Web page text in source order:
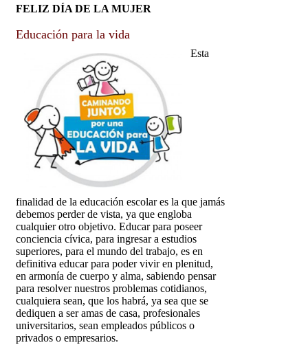
FELIZ DÍA DE LA MUJER
Educación para la vida
Esta
finalidad de la educación escolar es la que jamás
debemos perder de vista, ya que engloba
cualquier otro objetivo. Educar para poseer
conciencia cívica, para ingresar a estudios
superiores, para el mundo del trabajo, es en
definitiva educar para poder vivir en plenitud,
en armonía de cuerpo y alma, sabiendo pensar
para resolver nuestros problemas cotidianos,
cualquiera sean, que los habrá, ya sea que se
dediquen a ser amas de casa, profesionales
universitarios, sean empleados públicos o
privados o empresarios.